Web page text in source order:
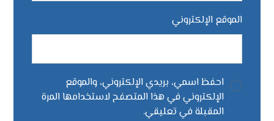
الموقع الإلكتروني
احفظ اسمي، بريدي الإلكتروني، والموقع
الإلكتروني في هذا المتصفح لاستخدامها المرة
المقبلة في تعليقي.